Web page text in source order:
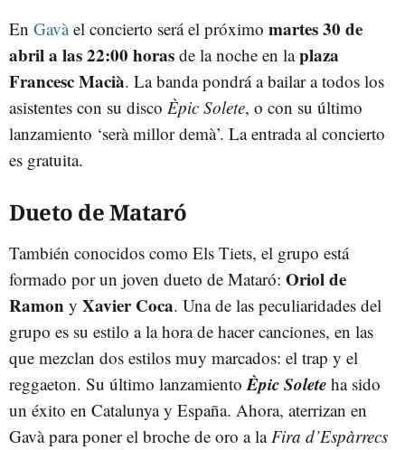
En Gavàel concierto será el próximo martes 30 de
abril a las 22:00 horas de la noche en laplaza
Francesc Macià. La banda pondrá a bailar a todos los
asistentes con su disco Èpic Solete, o con su último
lanzamiento ‘serà millor demà’. La entrada al concierto
es gratuita.
Dueto de Mataró
También conocidos como Els Tiets, el grupo está
formado por un joven dueto de Mataró: Oriol de
Ramon y Xavier Coca. Una de las peculiaridades del
grupo es su estilo a la hora de hacer canciones, en las
que mezclan dos estilos muy marcados: el trap y el
reggaeton. Su último lanzamientoÈpic Solete ha sido
un éxito en Catalunya y España. Ahora, aterrizan en
Gavà para poner el broche de oro a laFira d’Espàrrecs